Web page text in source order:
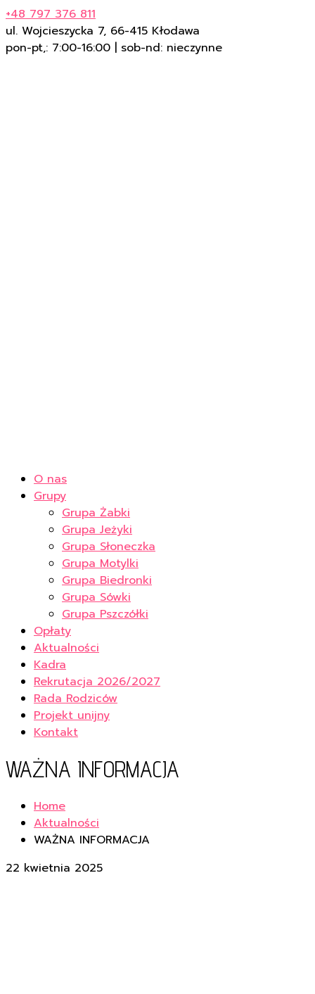
+48 797 376 811
ul. Wojcieszycka 7, 66-415 Kłodawa
pon-pt,: 7:00-16:00 | sob-nd: nieczynne
O nas
Grupy
Grupa Żabki
Grupa Jeżyki
Grupa Słoneczka
Grupa Motylki
Grupa Biedronki
Grupa Sówki
Grupa Pszczółki
Opłaty
Aktualności
Kadra
Rekrutacja 2026/2027
Rada Rodziców
Projekt unijny
Kontakt
WAŻNA INFORMACJA
Home
Aktualności
WAŻNA INFORMACJA
22 kwietnia 2025